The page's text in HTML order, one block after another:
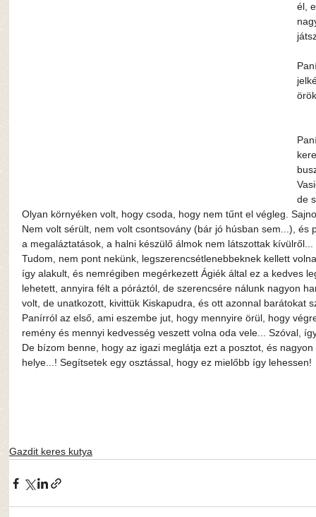
él,
de
Olyan környéken volt, hogy csoda, hogy nem tűnt el végleg.
Nem volt sérült, nem volt csontsovány (bár jó húsban sem...), és
a megaláztatások, a halni készülő álmok nem látszottak kívülről...
Tudom, nem pont nekünk, legszerencsétlenebbeknek kellett
így alakult, és nemrégiben megérkezett Ágiék által ez a kedves
lehetett, annyira félt a póráztól, de szerencsére nálunk nagyon
volt, de unatkozott, kivittük Kiskapudra, és ott azonnal barátokat
Panírról az első, ami eszembe jut, hogy mennyire örül, hogy
remény és mennyi kedvesség veszett volna oda vele... Szóval,
De bízom benne, hogy az igazi meglátja ezt a posztot, és
helye...! Segítsetek egy osztással, hogy ez mielőbb így lehessen!
Gazdit keres kutya